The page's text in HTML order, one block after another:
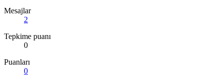
Mesajlar
2
Tepkime puanı
0
Puanları
0